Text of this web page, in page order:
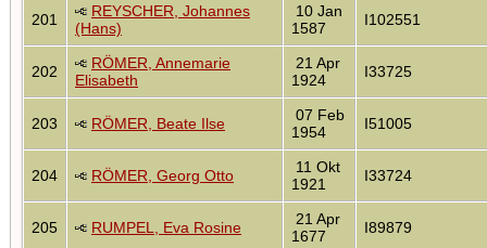
201
REYSCHER, Johannes
(Hans)
10 Jan
1587
I102551
202
RÖMER, Annemarie
Elisabeth
21 Apr
1924
I33725
203 RÖMER, Beate Ilse
07 Feb
1954
I51005
204 RÖMER, Georg Otto
11 Okt
1921
I33724
205 RUMPEL, Eva Rosine
21 Apr
1677
I89879